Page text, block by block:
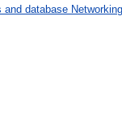
and database Networking.